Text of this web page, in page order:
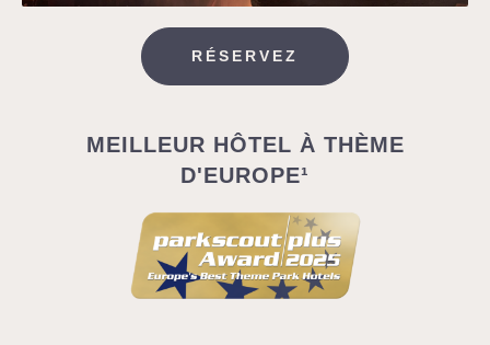
RÉSERVEZ
MEILLEUR HÔTEL À THÈME
D'EUROPE¹